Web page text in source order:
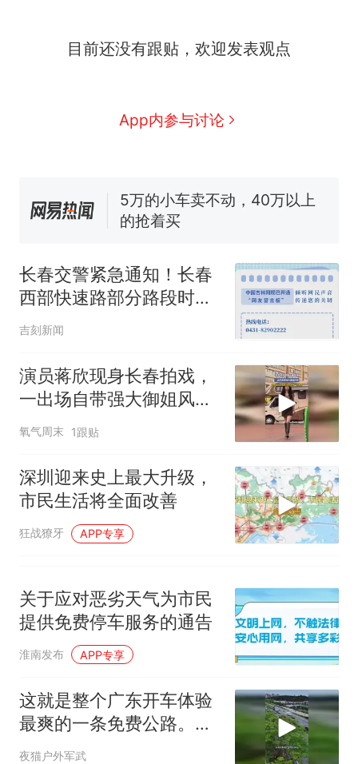
目前还没有跟贴，欢迎发表观点
App内参与讨论
线一圈，还曾两次到中国寻根
5060元才肯搬上楼！女子傻眼
空调24小时开着反而更省电？
热 十多万人报名的考试，成绩
全部作废，公平么？
长春交警紧急通知！长春
西部快速路部分路段时段
开放交通
吉刻新闻
演员蒋欣现身长春拍戏，
一出场自带强大御姐风
范，拍摄者：这是原相
机，没带一点美颜
氧气周末 1跟贴
深圳迎来史上最大升级，
市民生活将全面改善
狂战獠牙 APP专享
关于应对恶劣天气为市民
提供免费停车服务的通告
淮南发布 APP专享
这就是整个广东开车体验
最爽的一条免费公路。它
全长28公里
夜猫户外军武